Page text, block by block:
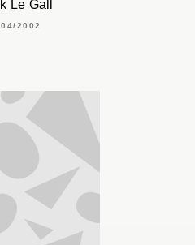
Le Gall
2002